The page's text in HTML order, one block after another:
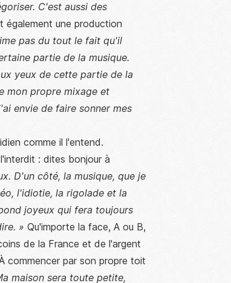
C'est aussi des
également une production
pas du tout le fait qu'il
partie de la musique.
yeux de cette partie de la
mon propre mixage et
envie de faire sonner mes
comme il l'entend.
: dites bonjour à
D'un côté, la musique, que je
l'idiotie, la rigolade et la
joyeux qui fera toujours
» Qu'importe la face, A ou B,
de la France et de l'argent
commencer par son propre toit
maison sera toute petite,